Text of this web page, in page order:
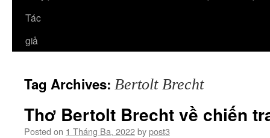
Tác
giả
Tag Archives: Bertolt Brecht
Thơ Bertolt Brecht về chiến
Posted on 1 Tháng Ba, 2022bypost3